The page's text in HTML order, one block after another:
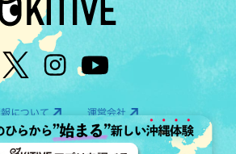
について 運営会社
CO.,LTD All Rights Reserved.